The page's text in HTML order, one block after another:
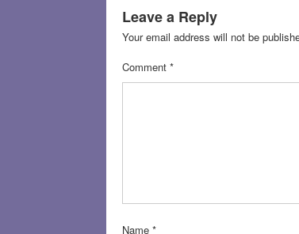
Leave a Reply
Your email address will not be
Comment*
Name*